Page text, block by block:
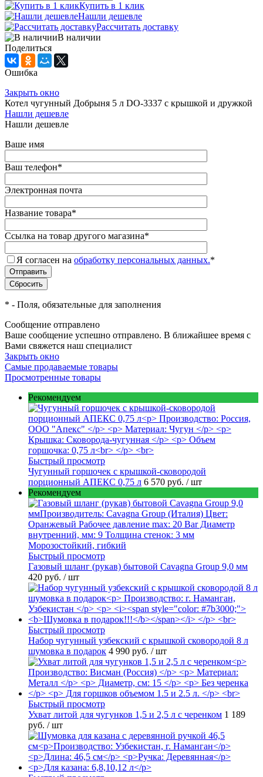
Купить в 1 клик
Нашли дешевле
Рассчитать доставку
В наличии
Поделиться
Ошибка
Закрыть окно
Котел чугунный Добрыня 5 л DO-3337 с крышкой и дружкой
Нашли дешевле
Нашли дешевле
Ваше имя
Ваш телефон*
Электронная почта
Название товара*
Ссылка на товар другого магазина*
Я согласен на обработку персональных данных.*
* - Поля, обязательные для заполнения
Сообщение отправлено
Ваше сообщение успешно отправлено. В ближайшее время с
Вами свяжется наш специалист
Закрыть окно
Самые продаваемые товары
Просмотренные товары
Рекомендуем
Быстрый просмотр
Чугунный горшочек с крышкой-сковородой
порционный АПЕКС 0,75 л 6 570 руб. / шт
Рекомендуем
Быстрый просмотр
Газовый шланг (рукав) бытовой Cavagna Group 9,0 мм
420 руб. / шт
Быстрый просмотр
Набор чугунный узбекский с крышкой сковородой 8 л
шумовка в подарок 4 990 руб. / шт
Быстрый просмотр
Ухват литой для чугунков 1,5 и 2,5 л с черенком 1 189
руб. / шт